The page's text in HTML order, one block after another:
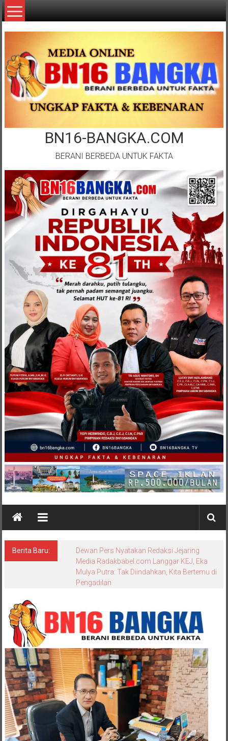
Lompat
ke
BN16-BANGKA.COM
BERANI BERBEDA UNTUK FAKTA
Berita Baru:
Bungkam Saat Dikonfirmasi, Sikap Kanit
Tipidter Polres Bangka Barat Memicu
Pertanyaan: Equality Before the Law
Dipertanyakan